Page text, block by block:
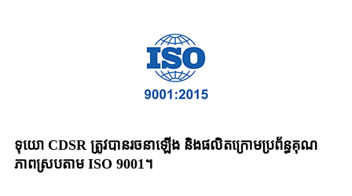
ទុយោ CDSR ត្រូវបានរចនាឡើង និងផលិតក្រោមប្រព័ន្ធគុណ
ភាពស្របតាម ISO 9001។